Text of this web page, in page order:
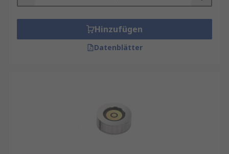
Hinzufügen
Datenblätter